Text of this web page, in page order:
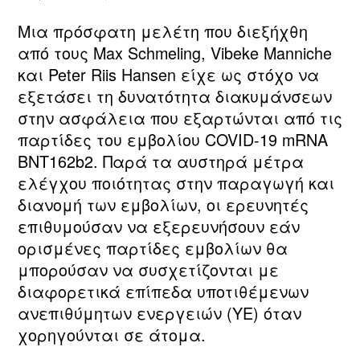
Μια πρόσφατη μελέτη που διεξήχθη
από τους Max Schmeling, Vibeke Manniche
και Peter Riis Hansen είχε ως στόχο να
εξετάσει τη δυνατότητα διακυμάνσεων
στην ασφάλεια που εξαρτώνται από τις
παρτίδες του εμβολίου COVID-19 mRNA
BNT162b2. Παρά τα αυστηρά μέτρα
ελέγχου ποιότητας στην παραγωγή και
διανομή των εμβολίων, οι ερευνητές
επιθυμούσαν να εξερευνήσουν εάν
ορισμένες παρτίδες εμβολίων θα
μπορούσαν να συσχετίζονται με
διαφορετικά επίπεδα υποτιθέμενων
ανεπιθύμητων ενεργειών (ΥΕ) όταν
χορηγούνται σε άτομα.